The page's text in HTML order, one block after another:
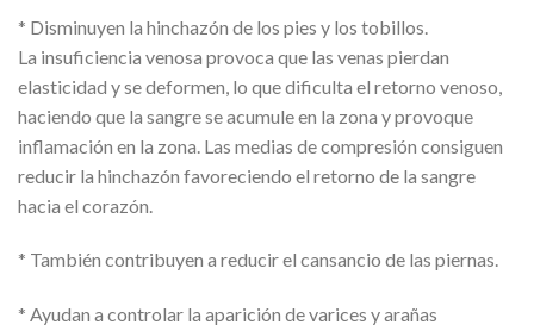
* Disminuyen la hinchazón de los pies y los tobillos.
La insuficiencia venosa provoca que las venas pierdan
elasticidad y se deformen, lo que dificulta el retorno venoso,
haciendo que la sangre se acumule en la zona y provoque
inflamación en la zona. Las medias de compresión consiguen
reducir la hinchazón favoreciendo el retorno de la sangre
hacia el corazón.
* También contribuyen a reducir el cansancio de las piernas.
* Ayudan a controlar la aparición de varices y arañas